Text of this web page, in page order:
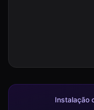
Instalação